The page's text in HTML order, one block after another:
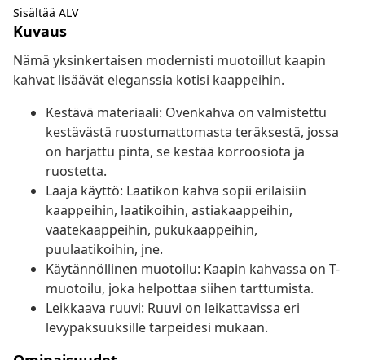
Sisältää ALV
Kuvaus
Nämä yksinkertaisen modernisti muotoillut kaapin
kahvat lisäävät eleganssia kotisi kaappeihin.
Kestävä materiaali: Ovenkahva on valmistettu
kestävästä ruostumattomasta teräksestä, jossa
on harjattu pinta, se kestää korroosiota ja
ruostetta.
Laaja käyttö: Laatikon kahva sopii erilaisiin
kaappeihin, laatikoihin, astiakaappeihin,
vaatekaappeihin, pukukaappeihin,
puulaatikoihin, jne.
Käytännöllinen muotoilu: Kaapin kahvassa on T-
muotoilu, joka helpottaa siihen tarttumista.
Leikkaava ruuvi: Ruuvi on leikattavissa eri
levypaksuuksille tarpeidesi mukaan.